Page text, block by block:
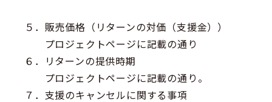
５．販売価格（リターンの対価（支援金））
プロジェクトページに記載の通り
６．リターンの提供時期
プロジェクトページに記載の通り。
７．支援のキャンセルに関する事項